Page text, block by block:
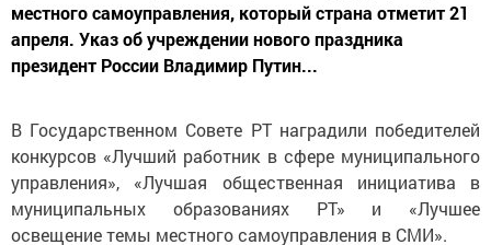
местного самоуправления, который страна отметит 21
апреля. Указ об учреждении нового праздника
президент России Владимир Путин...
В Государственном Совете РТ наградили победителей
конкурсов «Лучший работник в сфере муниципального
управления», «Лучшая общественная инициатива в
муниципальных образованиях РТ» и «Лучшее
освещение темы местного самоуправления в СМИ».